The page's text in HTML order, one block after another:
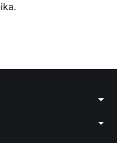
arrow_drop_down
arrow_drop_down